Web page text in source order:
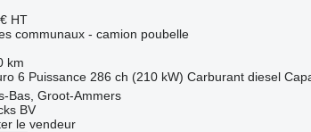
HT
communaux - camion poubelle
km
6 Puissance 286 ch (210 kW) Carburant diesel
Bas, Groot-Ammers
BV
le vendeur